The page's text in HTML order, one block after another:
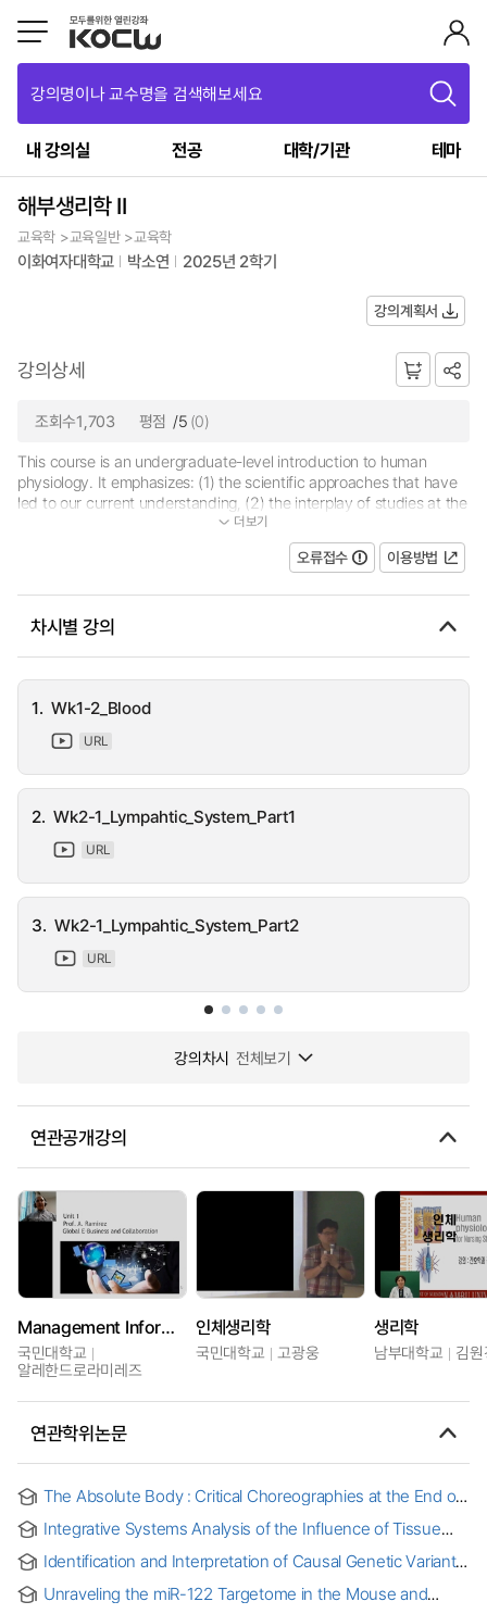
강의명이나 교수명을 검색해보세요
내 강의실 전공 대학/기관 테마
해부생리학 II
교육학 >교육일반 >교육학
이화여자대학교 박소연 2025년 2학기
강의계획서
강의상세
조회수1,703 평점 /5 (0)
This course is an undergraduate-level introduction to human
physiology. It emphasizes: (1) the scientific approaches that have
led to our current understanding, (2) the interplay of studies at the
level of organ systems and of whole organisms with studies. Thi...
더보기
오류접수 이용방법
차시별 강의
1. Wk1-2_Blood
URL
2. Wk2-1_Lympahtic_System_Part1
URL
3. Wk2-1_Lympahtic_System_Part2
URL
강의차시 전체보기
연관공개강의
Management Information Systems
국민대학교
알레한드로라미레즈
인체생리학
국민대학교 고광웅
생리학
남부대학교 김
연관학위논문
The Absolute Body : Critical Choreographies at the End of
Integrative Systems Analysis of the Influence of Tissue
Identification and Interpretation of Causal Genetic Variants
Unraveling the miR-122 Targetome in the Mouse and